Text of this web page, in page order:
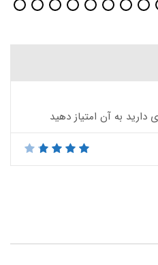
دارید به آن امتیاز دهید